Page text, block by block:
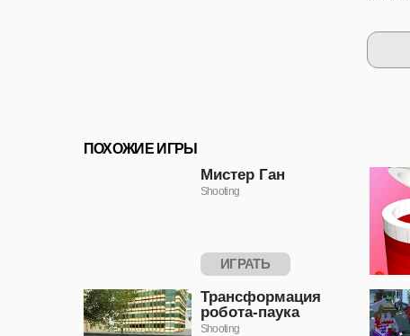
ПОХОЖИЕ ИГРЫ
Мистер Ган
Shooting
ИГРАТЬ
Трансформация
робота-паука
Shooting